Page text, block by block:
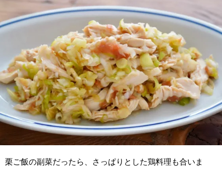
栗ご飯の副菜だったら、さっぱりとした鶏料理も合いま